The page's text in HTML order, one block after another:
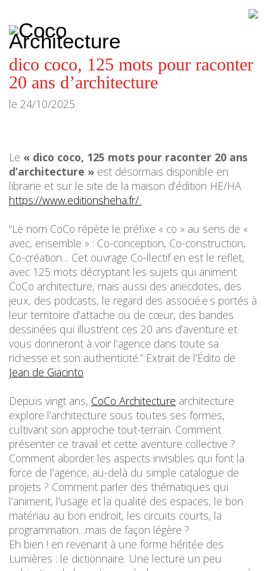
Architecture
architecture,
urbanisme,
etc.
dico coco, 125 mots pour raconter
20 ans d’architecture
le 24/10/2025
Le « dico coco, 125 mots pour raconter 20 ans
d’architecture » est désormais disponible en
librairie et sur le site de la maison d’édition HE/HA
https://www.editionsheha.fr/
“Le nom CoCo répète le préfixe « co » au sens de «
avec, ensemble » : Co-conception, Co-construction,
Co-création… Cet ouvrage Co-llectif en est le reflet,
avec 125 mots décryptant les sujets qui animent
CoCo architecture, mais aussi des anecdotes, des
jeux, des podcasts, le regard des associé.e.s portés à
leur territoire d’attache ou de cœur, des bandes
dessinées qui illustrent ces 20 ans d’aventure et
vous donneront à voir l’agence dans toute sa
richesse et son authenticité.” Extrait de l’Édito de
Jean de Giacinto
Depuis vingt ans, CoCo Architecture architecture
explore l’architecture sous toutes ses formes,
cultivant son approche tout-terrain. Comment
présenter ce travail et cette aventure collective ?
Comment aborder les aspects invisibles qui font la
force de l’agence, au-delà du simple catalogue de
projets ? Comment parler des thématiques qui
l’animent, l’usage et la qualité des espaces, le bon
matériau au bon endroit, les circuits courts, la
programmation…mais de façon légère ?
Eh bien ! en revenant à une forme héritée des
Lumières : le dictionnaire. Une lecture un peu